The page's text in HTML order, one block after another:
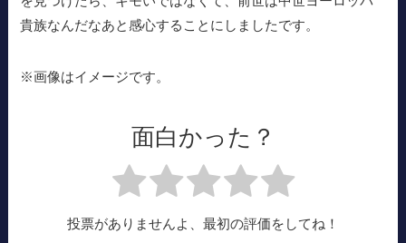
貴族なんだなあと感心することにしましたです。
※画像はイメージです。
面白かった？
投票がありませんよ、最初の評価をしてね！